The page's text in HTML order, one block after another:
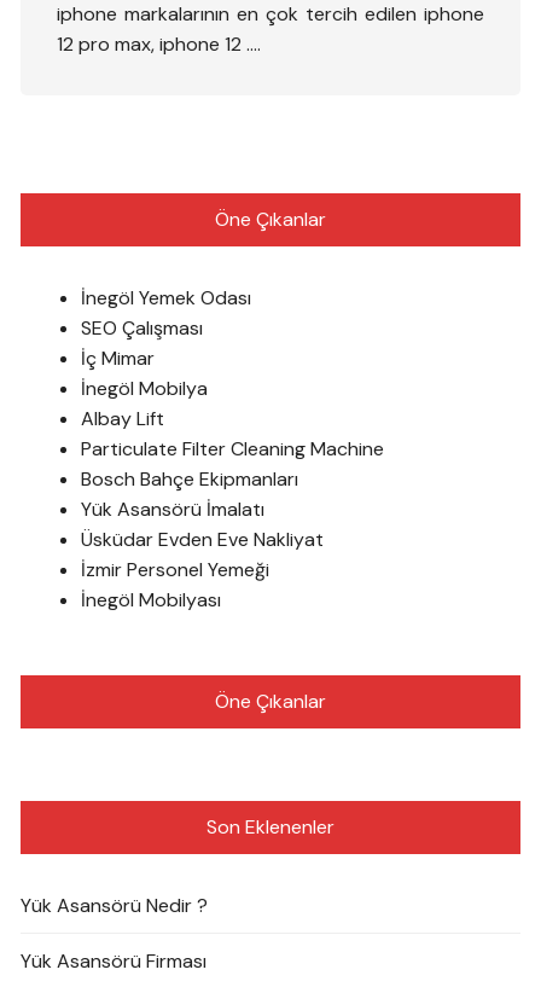
iphone markalarının en çok tercih edilen iphone
12 pro max, iphone 12 ….
Öne Çıkanlar
İnegöl Yemek Odası
SEO Çalışması
İç Mimar
İnegöl Mobilya
Albay Lift
Particulate Filter Cleaning Machine
Bosch Bahçe Ekipmanları
Yük Asansörü İmalatı
Üsküdar Evden Eve Nakliyat
İzmir Personel Yemeği
İnegöl Mobilyası
Öne Çıkanlar
Son Eklenenler
Yük Asansörü Nedir ?
Yük Asansörü Firması